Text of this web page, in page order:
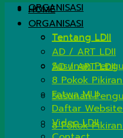
ORGANISASI
Tentang LDII
AD / ART LDII
Susunan
8 Pokok
HOME
ORGANISASI
Tentang LDII
AD / ART LDII
Susunan
8 Pokok
Fatwa MUI
Daftar
Video LDII